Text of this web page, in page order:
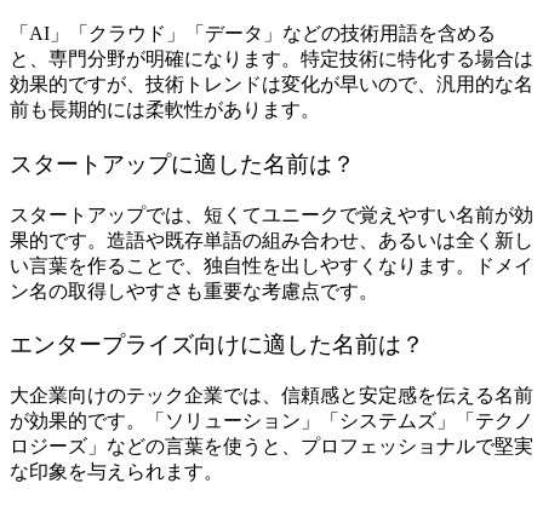
「AI」「クラウド」「データ」などの技術用語を含める
と、専門分野が明確になります。特定技術に特化する場合は
効果的ですが、技術トレンドは変化が早いので、汎用的な名
前も長期的には柔軟性があります。
スタートアップに適した名前は？
スタートアップでは、短くてユニークで覚えやすい名前が効
果的です。造語や既存単語の組み合わせ、あるいは全く新し
い言葉を作ることで、独自性を出しやすくなります。ドメイ
ン名の取得しやすさも重要な考慮点です。
エンタープライズ向けに適した名前は？
大企業向けのテック企業では、信頼感と安定感を伝える名前
が効果的です。「ソリューション」「システムズ」「テクノ
ロジーズ」などの言葉を使うと、プロフェッショナルで堅実
な印象を与えられます。